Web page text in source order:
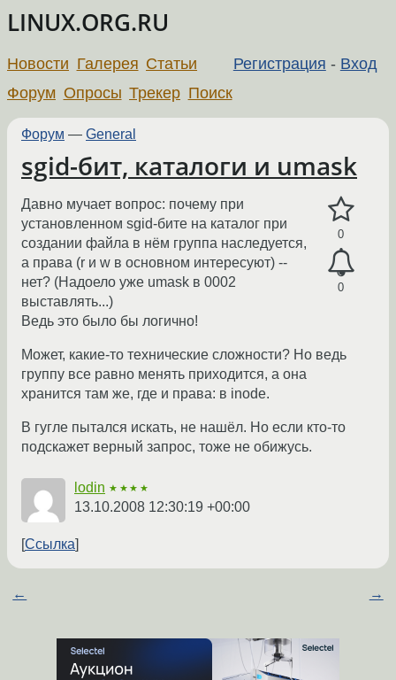
LINUX.ORG.RU
Регистрация - Вход
Новости Галерея Статьи
Форум Опросы Трекер Поиск
Форум — General
sgid-бит, каталоги и umask
0
0
Давно мучает вопрос: почему при
установленном sgid-бите на каталог при
создании файла в нём группа наследуется,
а права (r и w в основном интересуют) --
нет? (Надоело уже umask в 0002
выставлять...)
Ведь это было бы логично!
Может, какие-то технические сложности? Но ведь
группу все равно менять приходится, а она
хранится там же, где и права: в inode.
В гугле пытался искать, не нашёл. Но если кто-то
подскажет верный запрос, тоже не обижусь.
lodin ★★★★
13.10.2008 12:30:19 +00:00
Ссылка
← →